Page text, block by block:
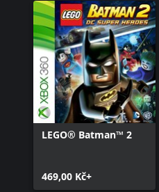
LEGO® Batman™ 2
469,00 Kč+